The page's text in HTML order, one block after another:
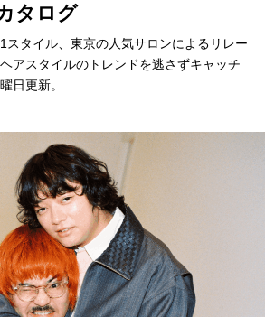
タログ
スタイル、東京の人気サロンによるリレー
アスタイルのトレンドを逃さずキャッチ
日更新。